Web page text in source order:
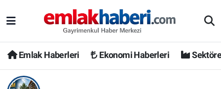
Emlak Haberleri Ekonomi Haberleri